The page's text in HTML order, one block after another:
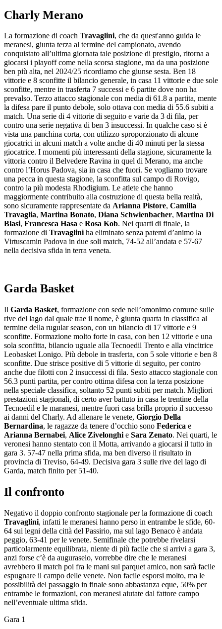
Charly Merano
La formazione di coach Travaglini, che da quest'anno guida le
meranesi, giunta terza al termine del campionato, avendo
conquistato all’ultima giornata tale posizione di prestigio, ritorna a
giocarsi i playoff come nella scorsa stagione, ma da una posizione
ben più alta, nel 2024/25 ricordiamo che giunse sesta. Ben 18
vittorie e 8 sconfitte il bilancio generale, in casa 11 vittorie e due sole
sconfitte, mentre in trasferta 7 successi e 6 partite dove non ha
prevalso. Terzo attacco stagionale con media di 61.8 a partita, mente
la difesa pare il punto debole, solo ottava con media di 55.6 subiti a
match. Una serie di 4 vittorie di seguito e varie da 3 di fila, per
contro una serie negativa di ben 3 insuccessi. In qualche caso si è
vista una panchina corta, con utilizzo sproporzionato di alcune
giocatrici in alcuni match a volte anche di 40 minuti per la stessa
giocatrice. I momenti più interessanti della stagione, sicuramente la
vittoria contro il Belvedere Ravina in quel di Merano, ma anche
contro l’Horus Padova, sia in casa che fuori. Se vogliamo trovare
una pecca in questa stagione, la sconfitta sul campo di Rovigo,
contro la più modesta Rhodigium. Le atlete che hanno
maggiormente contribuito alla costruzione di questa bella realtà,
sono sicuramente rappresentate da Arianna Pistore, Camilla
Travaglia, Martina Bonato, Diana Schwienbacher, Martina Di
Blasi, Francesca Hasa e Rosa Kob. Nei quarti di finale, la
formazione di Travagliniha eliminato senza patemi d’animo la
Virtuscamin Padova in due soli match, 74-52 all’andata e 57-67
nella decisiva sfida in terra veneta.
Garda Basket
Il Garda Basket, formazione con sede nell’omonimo comune sulle
rive del lago dal quale trae il nome, è giunta quarta in classifica al
termine della rugular season, con un bilancio di 17 vittorie e 9
sconfitte. Formazione molto forte in casa, con ben 12 vittorie e una
sola sconfitta, bilancio uguale alla Tecnoedil Trento e alla vincitrice
Leobasket Lonigo. Più debole in trasferta, con 5 sole vittorie e ben 8
sconfitte. Due strisce positive di 5 vittorie di seguito, per contro
anche due filotti con 2 insuccessi di fila. Sesto attacco stagionale con
56.3 punti partita, per contro ottima difesa con la terza posizione
nella speciale classifica, soltanto 52 punti subiti per match. Migliori
prestazioni stagionali, di certo aver battuto in casa le trentine della
Tecnoedil e le maranesi, mentre fuori casa brilla proprio il successo
ai danni del Charly. Ad allenare le venete, Giorgio Della
Bernardina, le ragazze da tenere d’occhio sono Federica e
Arianna Bernabei, Alice Zivelonghi e Sara Zenato. Nei quarti, le
veronesi hanno stentato con il Motta, arrivando a giocarsi il tutto in
gara 3. 57-47 nella prima sfida, ma ben diverso il risultato in
provincia di Treviso, 64-49. Decisiva gara 3 sulle rive del lago di
Garda, match finito per 51-40.
Il confronto
Negativo il doppio confronto stagionale per la formazione di coach
Travaglini, infatti le meranesi hanno perso in entrambe le sfide, 60-
64 sui legni della città del Passirio, ma sul lago Benaco è andata
peggio, 63-41 per le venete. Semifinale che potrebbe rivelarsi
particolarmente equilibrata, niente di più facile che si arrivi a gara 3,
anzi forse c’è da auguraselo, vorrebbe dire che le meranesi
avrebbero il match poi fra le mani sul parquet amico, non sarà facile
espugnare il campo delle venete. Non facile esporsi molto, ma le
possibilità del passaggio in finale sono abbastanza eque, 50% per
entrambe le formazioni, con meranesi aiutate dal fattore campo
nell’eventuale ultima sfida.
Gara 1